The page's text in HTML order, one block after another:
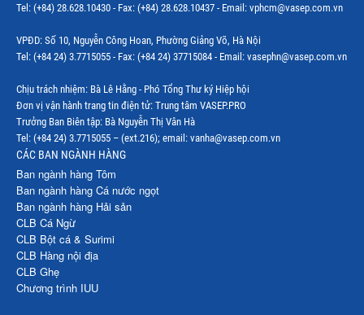
Tel: (+84) 28.628.10430 - Fax: (+84) 28.628.10437 - Email: vphcm@vasep.com.vn
VPĐD: Số 10, Nguyễn Công Hoan, Phường Giảng Võ, Hà Nội
Tel: (+84 24) 3.7715055 - Fax: (+84 24) 37715084 - Email: vasephn@vasep.com.vn
Chịu trách nhiệm: Bà Lê Hằng - Phó Tổng Thư ký Hiệp hội
Đơn vị vận hành trang tin điện tử: Trung tâm VASEP.PRO
Trưởng Ban Biên tập: Bà Nguyễn Thị Vân Hà
Tel: (+84 24) 3.7715055 – (ext.216); email: vanha@vasep.com.vn
CÁC BAN NGÀNH HÀNG
Ban ngành hàng Tôm
Ban ngành hàng Cá nước ngọt
Ban ngành hàng Hải sản
CLB Cá Ngừ
CLB Bột cá & Surimi
CLB Hàng nội địa
CLB Ghẹ
Chương trình IUU